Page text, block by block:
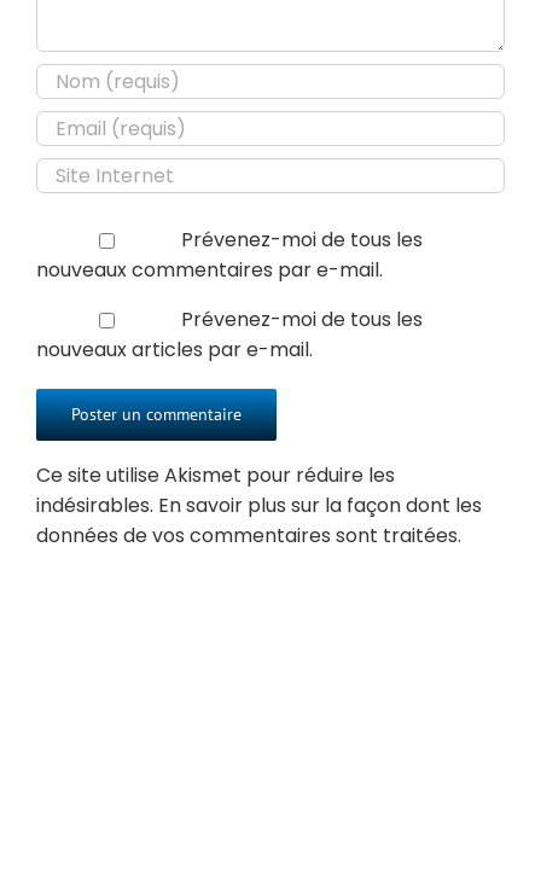
Prévenez-moi de tous les
nouveaux commentaires par e-mail.
Prévenez-moi de tous les
nouveaux articles par e-mail.
Ce site utilise Akismet pour réduire les
indésirables. En savoir plus sur la façon dont les
données de vos commentaires sont traitées.